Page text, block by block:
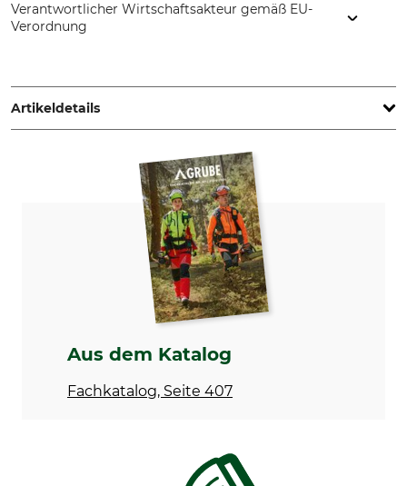
Verantwortlicher Wirtschaftsakteur gemäß EU-
Verordnung
Sweden, www.minitube.se
Artikeldetails
Modellbezeichnung
aus Papier
Farbe
blau
Aus dem Katalog
Fachkatalog, Seite 407